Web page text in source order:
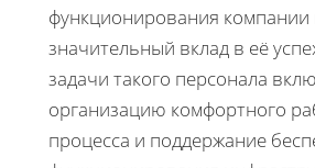
функционирования компании
значительный вклад в её
задачи такого персонала
организацию комфортного
процесса и поддержание